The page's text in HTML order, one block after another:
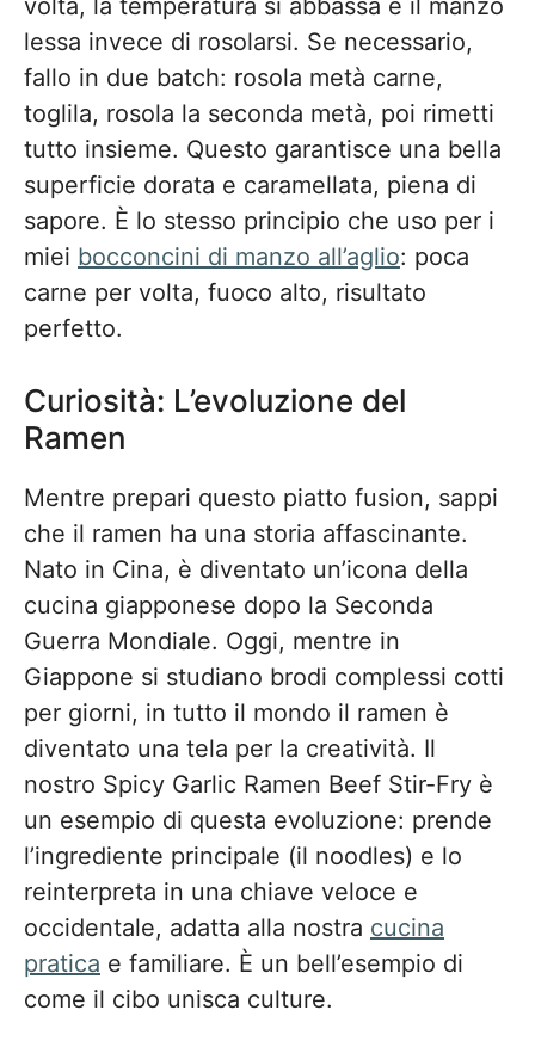
volta, la temperatura si abbassa e il manzo
lessa invece di rosolarsi. Se necessario,
fallo in due batch: rosola metà carne,
toglila, rosola la seconda metà, poi rimetti
tutto insieme. Questo garantisce una bella
superficie dorata e caramellata, piena di
sapore. È lo stesso principio che uso per i
miei bocconcini di manzo all’aglio: poca
carne per volta, fuoco alto, risultato
perfetto.
Curiosità: L’evoluzione del
Ramen
Mentre prepari questo piatto fusion, sappi
che il ramen ha una storia affascinante.
Nato in Cina, è diventato un’icona della
cucina giapponese dopo la Seconda
Guerra Mondiale. Oggi, mentre in
Giappone si studiano brodi complessi cotti
per giorni, in tutto il mondo il ramen è
diventato una tela per la creatività. Il
nostro Spicy Garlic Ramen Beef Stir-Fry è
un esempio di questa evoluzione: prende
l’ingrediente principale (il noodles) e lo
reinterpreta in una chiave veloce e
occidentale, adatta alla nostra cucina
pratica e familiare. È un bell’esempio di
come il cibo unisca culture.